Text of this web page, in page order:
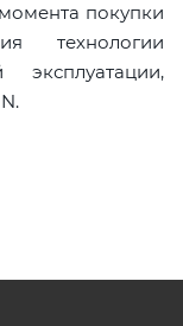
покупки
технологии